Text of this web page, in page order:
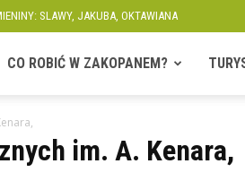
SLAWY, JAKUBA, OKTAWIANA
CO ROBIĆ W ZAKOPANEM?
im. A. Kenara,